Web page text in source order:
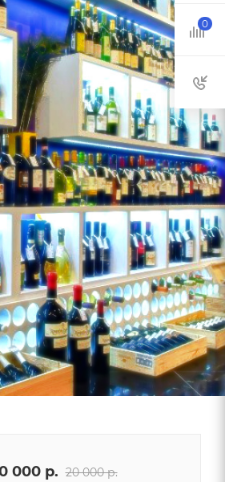
000 р. 20 000 р.
0